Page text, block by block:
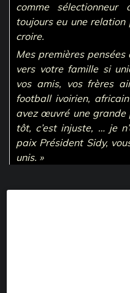
comme sélectionneur
toujours eu une relation
croire.
Mes premières
vers votre famille si
vos amis, vos frères
football ivoirien,
avez œuvré une grande
tôt, c’est injuste, … je
paix Président Sidy,
unis. »